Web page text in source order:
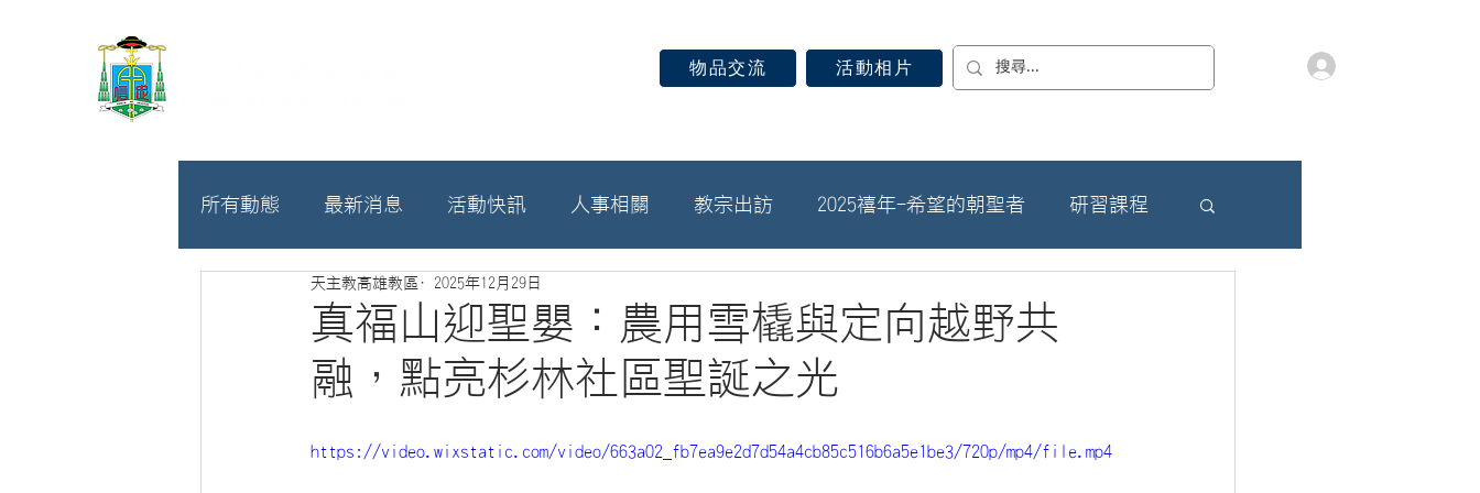
物品交流 活動相片
所有動態 最新消息 活動快訊 人事相關 教宗出訪 2025禧年-希望的朝聖者 研習課程
募款相關
真福山迎聖嬰：農用雪橇與定向越野共
融，點亮杉林社區聖誕之光
天主教高雄教區 2025年12月29日
https://video.wixstatic.com/video/663a02_fb7ea9e2d7d54a4cb85c516b6a5e1be3/720p/mp4/file.mp4